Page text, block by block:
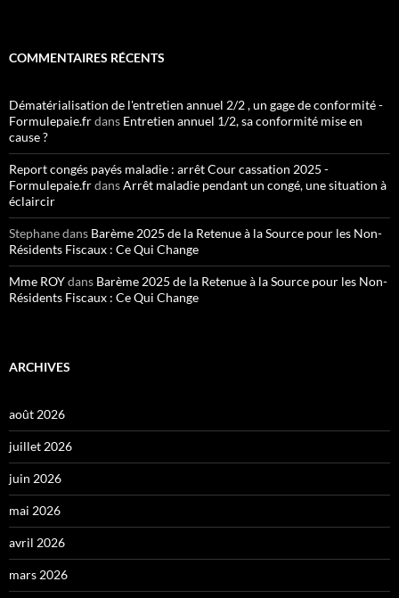
COMMENTAIRES RÉCENTS
Dématérialisation de l'entretien annuel 2/2 , un gage de conformité -
Formulepaie.frdans Entretien annuel 1/2, sa conformité mise en
cause ?
Report congés payés maladie : arrêt Cour cassation 2025 -
Formulepaie.frdansArrêt maladie pendant un congé, une situation à
éclaircir
Stephanedans Barème 2025 de la Retenue à la Source pour les Non-
Résidents Fiscaux : Ce Qui Change
Mme ROYdans Barème 2025 de la Retenue à la Source pour les Non-
Résidents Fiscaux : Ce Qui Change
ARCHIVES
août 2026
juillet 2026
juin 2026
mai 2026
avril 2026
mars 2026